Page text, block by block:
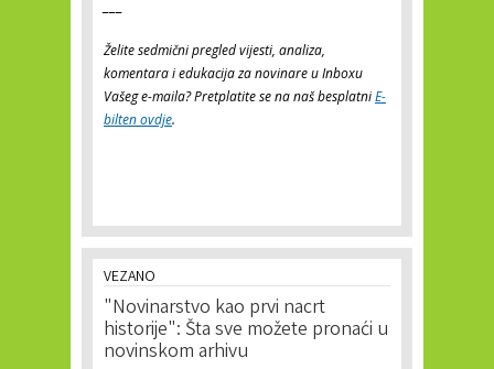
Želite sedmični pregled vijesti, analiza,
komentara i edukacija za novinare u Inboxu
Vašeg e-maila? Pretplatite se na naš besplatniE-
bilten ovdje.
VEZANO
"Novinarstvo kao prvi nacrt
historije": Šta sve možete pronaći u
novinskom arhivu